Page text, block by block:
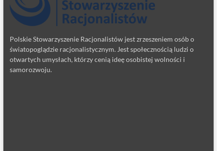
Polskie Stowarzyszenie Racjonalistów jest zrzeszeniem osób o
światopoglądzie racjonalistycznym. Jest społecznością ludzi o
otwartych umysłach, którzy cenią ideę osobistej wolności i
samorozwoju.